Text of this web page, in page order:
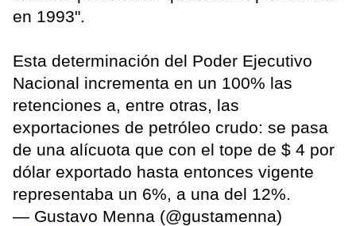
en 1993".
Esta determinación del Poder Ejecutivo
Nacional incrementa en un 100% las
retenciones a, entre otras, las
exportaciones de petróleo crudo: se pasa
de una alícuota que con el tope de $ 4 por
dólar exportado hasta entonces vigente
representaba un 6%, a una del 12%.
— Gustavo Menna (@gustamenna)